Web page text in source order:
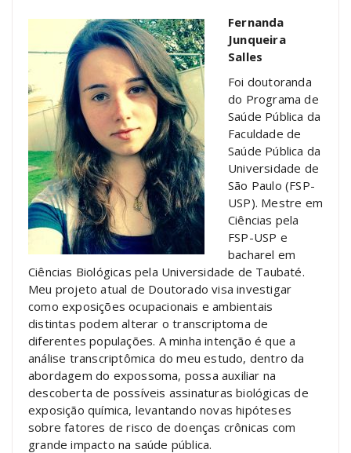
Fernanda
Junqueira
Salles
Foi doutoranda
do Programa de
Saúde Pública da
Faculdade de
Saúde Pública da
Universidade de
São Paulo (FSP-
USP). Mestre em
Ciências pela
FSP-USP e
bacharel em
Ciências Biológicas pela Universidade de Taubaté.
Meu projeto atual de Doutorado visa investigar
como exposições ocupacionais e ambientais
distintas podem alterar o transcriptoma de
diferentes populações. A minha intenção é que a
análise transcriptômica do meu estudo, dentro da
abordagem do expossoma, possa auxiliar na
descoberta de possíveis assinaturas biológicas de
exposição química, levantando novas hipóteses
sobre fatores de risco de doenças crônicas com
grande impacto na saúde pública.